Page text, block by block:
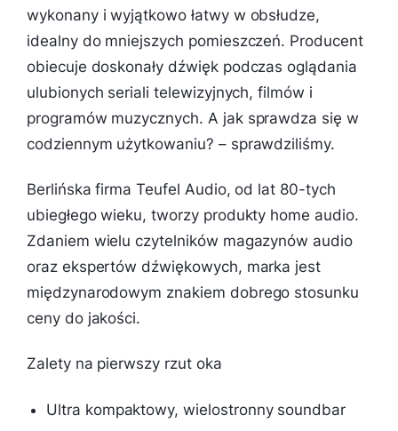
wykonany i wyjątkowo łatwy w obsłudze,
idealny do mniejszych pomieszczeń. Producent
obiecuje doskonały dźwięk podczas oglądania
ulubionych seriali telewizyjnych, filmów i
programów muzycznych. A jak sprawdza się w
codziennym użytkowaniu? – sprawdziliśmy.
Berlińska firma Teufel Audio, od lat 80-tych
ubiegłego wieku, tworzy produkty home audio.
Zdaniem wielu czytelników magazynów audio
oraz ekspertów dźwiękowych, marka jest
międzynarodowym znakiem dobrego stosunku
ceny do jakości.
Zalety na pierwszy rzut oka
Ultra kompaktowy, wielostronny soundbar